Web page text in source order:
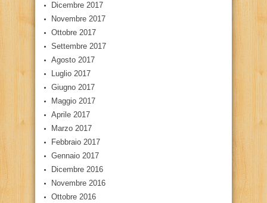
Dicembre 2017
Novembre 2017
Ottobre 2017
Settembre 2017
Agosto 2017
Luglio 2017
Giugno 2017
Maggio 2017
Aprile 2017
Marzo 2017
Febbraio 2017
Gennaio 2017
Dicembre 2016
Novembre 2016
Ottobre 2016